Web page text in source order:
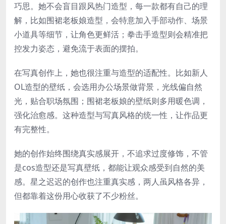
巧思。她不会盲目跟风热门造型，每一款都有自己的理
解，比如围裙老板娘造型，会特意加入手部动作、场景
小道具等细节，让角色更鲜活；拳击手造型则会精准把
控发力姿态，避免流于表面的摆拍。
在写真创作上，她也很注重与造型的适配性。比如新人
OL造型的壁纸，会选用办公场景做背景，光线偏自然
光，贴合职场氛围；围裙老板娘的壁纸则多用暖色调，
强化治愈感。这种造型与写真风格的统一性，让作品更
有完整性。
她的创作始终围绕真实感展开，不追求过度修饰，不管
是cos造型还是写真壁纸，都能让观众感受到自然的美
感。星之迟迟的创作也注重真实感，两人虽风格各异，
但都靠着这份用心收获了不少粉丝。